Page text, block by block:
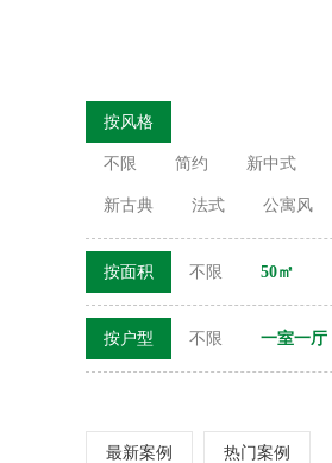
按风格
不限 简约 新中式
新古典 法式 公寓风
按面积 不限 50㎡
按户型 不限 一室一厅
最新案例 热门案例